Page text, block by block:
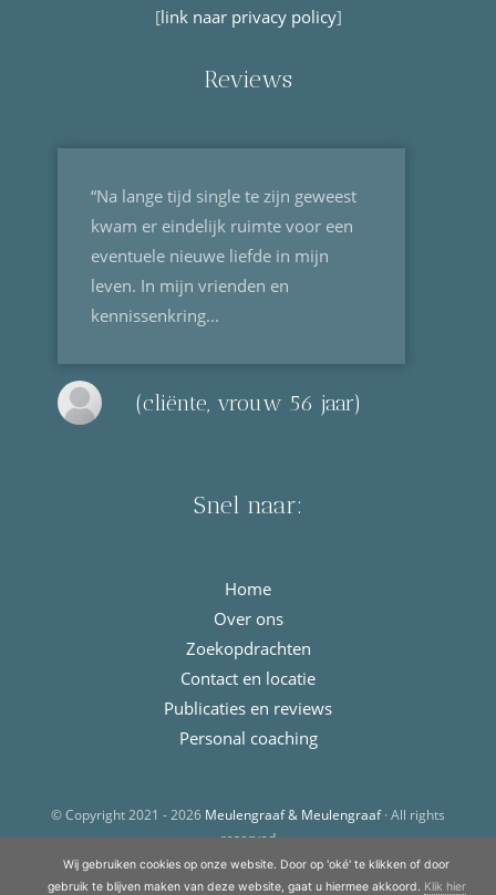
[link naar privacy policy]
Reviews
“Na lange tijd single te zijn geweest
kwam er eindelijk ruimte voor een
eventuele nieuwe liefde in mijn
leven. In mijn vrienden en
kennissenkring...
(cliënte, vrouw 56 jaar)
Snel naar:
Home
Over ons
Zoekopdrachten
Contact en locatie
Publicaties en reviews
Personal coaching
© Copyright 2021 - 2026 Meulengraaf & Meulengraaf· All rights
reserved
Wij gebruiken cookies op onze website. Door op 'oké' te klikken of door
gebruik te blijven maken van deze website, gaat u hiermee akkoord. Klik hier